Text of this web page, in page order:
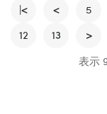
|< < 5
12
13 >
表示